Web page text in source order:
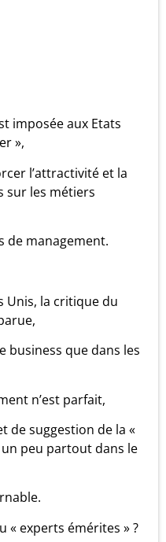
imposée aux Etats
»,
l’attractivité et la
sur les métiers
de management.
Unis, la critique du
business que dans les
n’est parfait,
de suggestion de la «
peu partout dans le
« experts émérites » ?